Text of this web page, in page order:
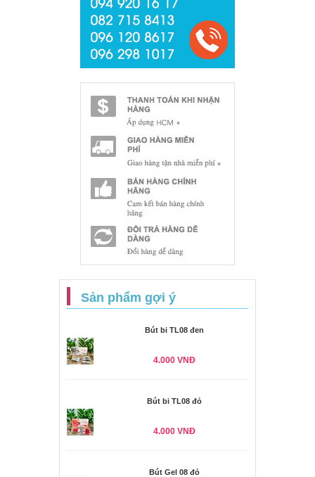
Sản phẩm gợi ý
Bút bi TL08 đen
4.000 VNĐ
Bút bi TL08 đỏ
4.000 VNĐ
Bút Gel 08 đỏ